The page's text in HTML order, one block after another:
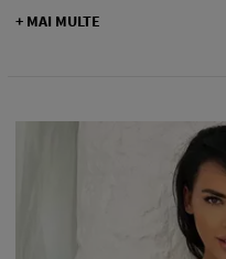
+ MAI MULTE